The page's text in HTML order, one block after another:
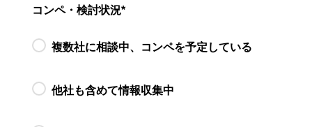
コンペ・検討状況*
複数社に相談中、コンペを予定している
他社も含めて情報収集中